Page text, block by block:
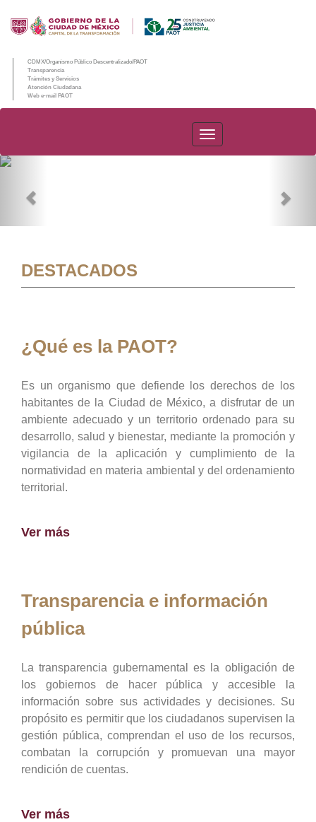
CDMX/Organismo Público Descentralizado/PAOT
Transparencia
Trámites y Servicios
Atención Ciudadana
Web e-mail PAOT
PAOT
DESTACADOS
¿Qué es la PAOT?
Es un organismo que defiende los derechos de los
habitantes de la Ciudad de México, a disfrutar de un
ambiente adecuado y un territorio ordenado para su
desarrollo, salud y bienestar, mediante la promoción y
vigilancia de la aplicación y cumplimiento de la
normatividad en materia ambiental y del ordenamiento
territorial.
Ver más
Transparencia e información
pública
La transparencia gubernamental es la obligación de
los gobiernos de hacer pública y accesible la
información sobre sus actividades y decisiones. Su
propósito es permitir que los ciudadanos supervisen la
gestión pública, comprendan el uso de los recursos,
combatan la corrupción y promuevan una mayor
rendición de cuentas.
Ver más